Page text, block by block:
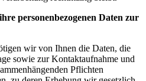
personenbezogenen Daten zur
wir von Ihnen die Daten, die
sowie zur Kontaktaufnahme und
Pflichten